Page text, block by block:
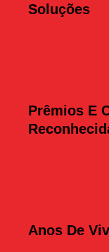
Soluções
Prêmios E
Anos De